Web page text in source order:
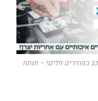
במחירים זולים! – תותח